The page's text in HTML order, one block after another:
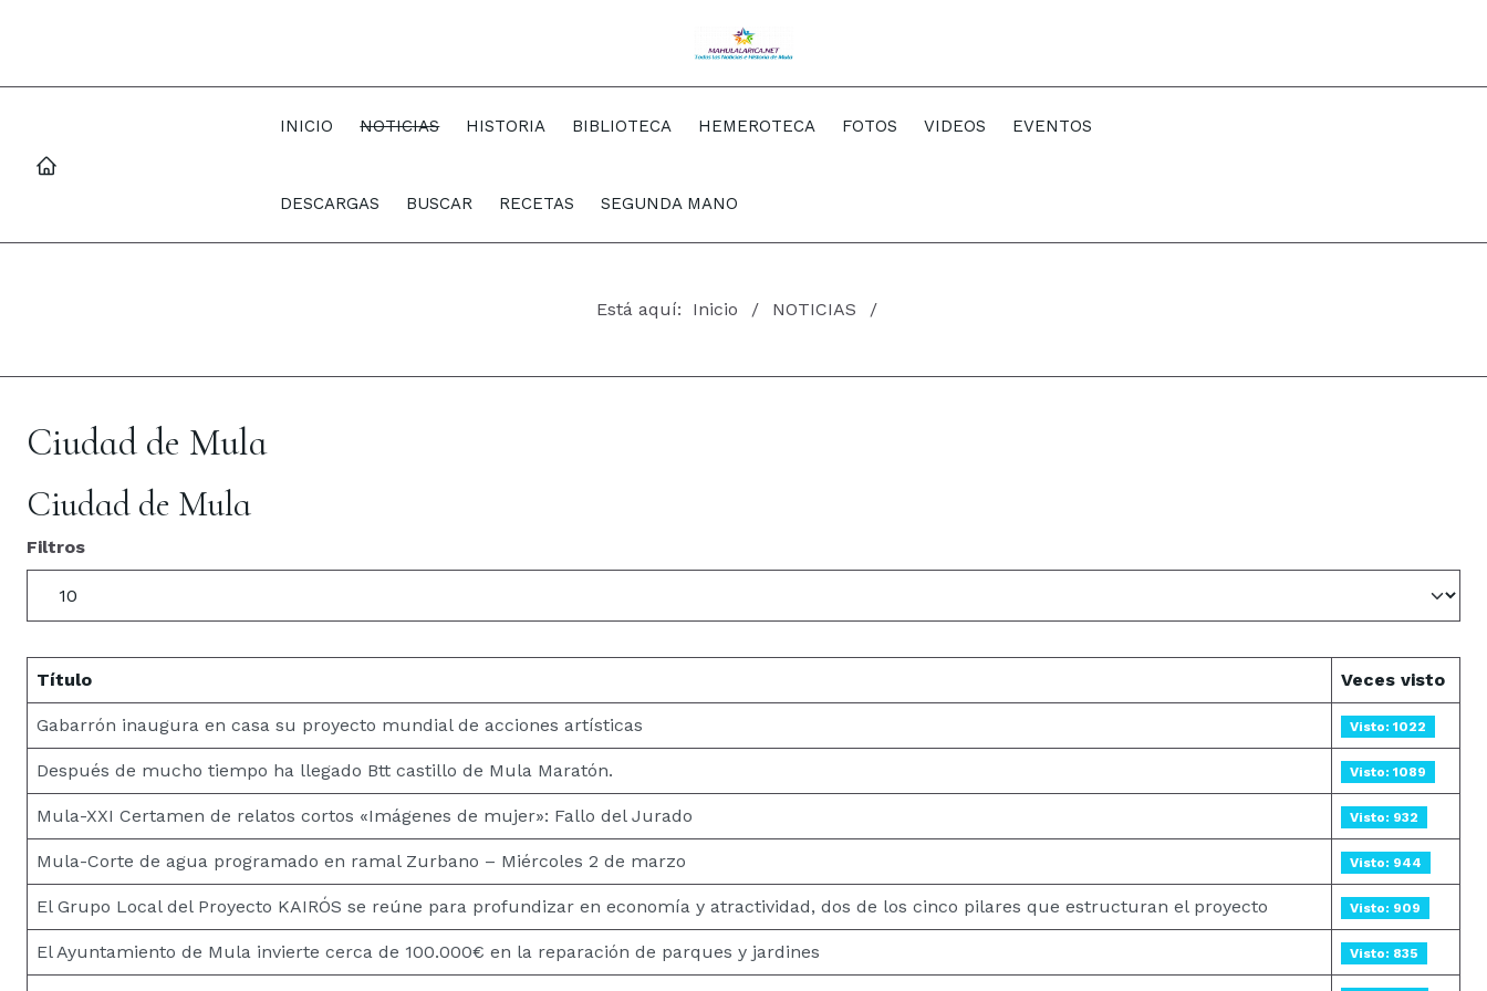
INICIO NOTICIAS HISTORIA BIBLIOTECA HEMEROTECA FOTOS VIDEOS EVENTOS
DESCARGAS BUSCAR RECETAS SEGUNDA MANO
Está aquí: Inicio NOTICIAS
Ciudad de Mula
Ciudad de Mula
Filtros
Título Veces visto
Gabarrón inaugura en casa su proyecto mundial de acciones artísticas Visto: 1022
Después de mucho tiempo ha llegado Btt castillo de Mula Maratón. Visto: 1089
Mula-XXI Certamen de relatos cortos «Imágenes de mujer»: Fallo del Jurado Visto: 932
Mula-Corte de agua programado en ramal Zurbano – Miércoles 2 de marzo Visto: 944
El Grupo Local del Proyecto KAIRÓS se reúne para profundizar en economía y atractividad, dos de los cinco pilares que estructuran el proyecto Visto: 909
El Ayuntamiento de Mula invierte cerca de 100.000€ en la reparación de parques y jardines Visto: 835